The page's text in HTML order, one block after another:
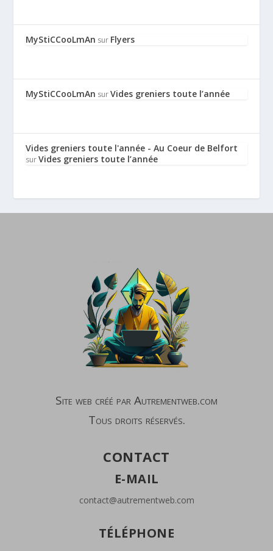
MyStiCCooLmAn sur Flyers
MyStiCCooLmAn surVides greniers toute l’année
Vides greniers toute l'année - Au Coeur de Belfort
surVides greniers toute l’année
Site web créé par Autrementweb.com
Tous droits réservés.
CONTACT
E-MAIL
contact@autrementweb.com
TÉLÉPHONE